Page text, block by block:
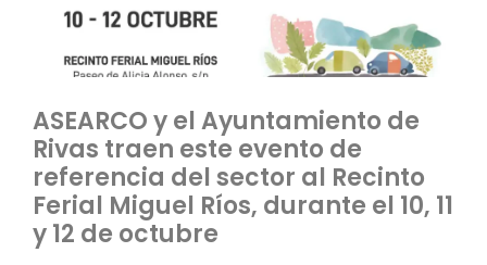
ASEARCO y el Ayuntamiento de
Rivas traen este evento de
referencia del sector al Recinto
Ferial Miguel Ríos, durante el 10, 11
y 12 de octubre